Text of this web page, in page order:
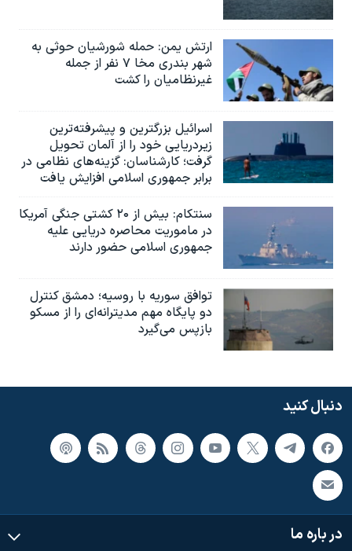
ارتش یمن: حمله شورشیان حوثی به
شهر بندری مخا ۷ نفر از جمله
غیرنظامیان را کشت
اسرائيل بزرگترین و پیشرفته‌ترین
زیردریایی خود را از آلمان تحویل
گرفت؛ کارشناسان: گزینه‌های نظامی در
برابر جمهوری اسلامی افزایش یافت
سنتکام: بیش از ۲۰ کشتی جنگی آمریکا
در ماموریت محاصره دریایی علیه
جمهوری اسلامی حضور دارند
توافق سوریه با روسیه؛ دمشق کنترل
دو پایگاه مهم مدیترانه‌ای را از مسکو
بازپس می‌گیرد
دنبال کنید
در باره ما